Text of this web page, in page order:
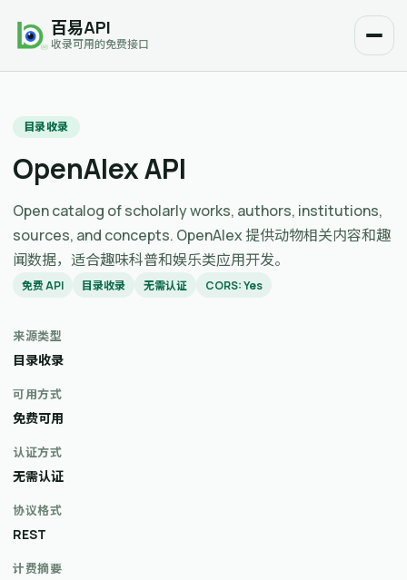
百易API
收录可用的免费接口
目录收录
OpenAlex API
Open catalog of scholarly works, authors, institutions,
sources, and concepts. OpenAlex 提供动物相关内容和趣
闻数据，适合趣味科普和娱乐类应用开发。
免费 API 目录收录 无需认证 CORS: Yes
来源类型
目录收录
可用方式
免费可用
认证方式
无需认证
协议格式
REST
计费摘要